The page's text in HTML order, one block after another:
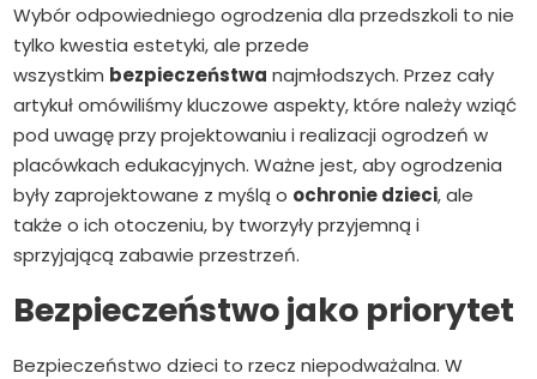
Wybór odpowiedniego ogrodzenia dla przedszkoli to nie
tylko kwestia estetyki, ale przede
wszystkim bezpieczeństwa najmłodszych. Przez cały
artykuł omówiliśmy kluczowe aspekty, które należy wziąć
pod uwagę przy projektowaniu i realizacji ogrodzeń w
placówkach edukacyjnych. Ważne jest, aby ogrodzenia
były zaprojektowane z myślą o ochronie dzieci, ale
także o ich otoczeniu, by tworzyły przyjemną i
sprzyjającą zabawie przestrzeń.
Bezpieczeństwo jako priorytet
Bezpieczeństwo dzieci to rzecz niepodważalna. W